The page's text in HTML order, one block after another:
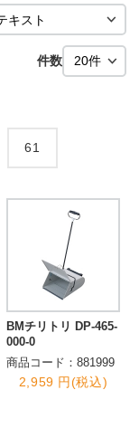
件数
61
BMチリトリ DP-465-
000-0
商品コード：881999
2,959 円(税込)